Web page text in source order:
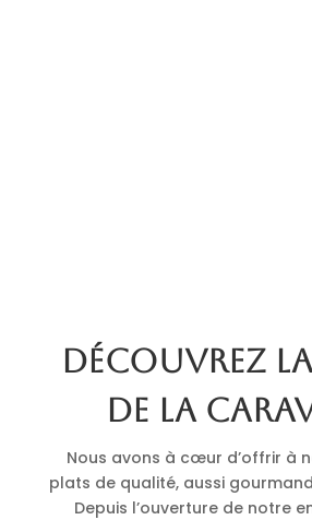
Découvrez
de La
Nous avons à cœur d’offrir à
plats de qualité, aussi
Depuis l’ouverture de notre